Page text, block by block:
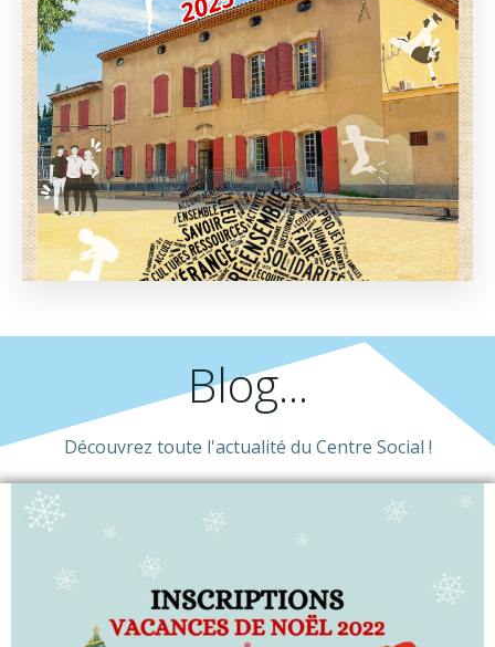
Blog...
Découvrez toute l'actualité du Centre Social !